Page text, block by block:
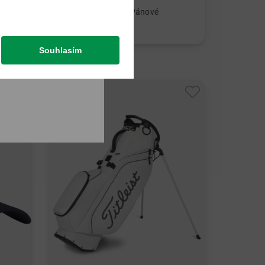
Tour Mesh Dámy a Pánové
899,00 Kč
v: Univerzální velikost
Souhlasím